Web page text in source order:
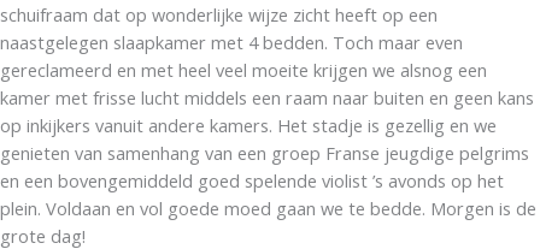
schuifraam dat op wonderlijke wijze zicht heeft op een
naastgelegen slaapkamer met 4 bedden. Toch maar even
gereclameerd en met heel veel moeite krijgen we alsnog een
kamer met frisse lucht middels een raam naar buiten en geen kans
op inkijkers vanuit andere kamers. Het stadje is gezellig en we
genieten van samenhang van een groep Franse jeugdige pelgrims
en een bovengemiddeld goed spelende violist ’s avonds op het
plein. Voldaan en vol goede moed gaan we te bedde. Morgen is de
grote dag!